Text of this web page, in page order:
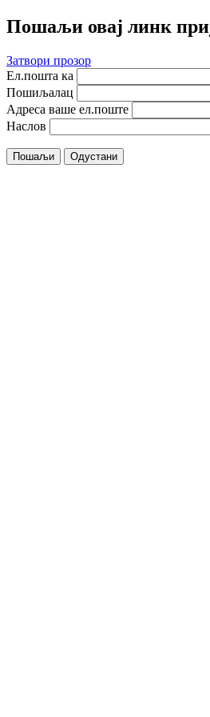
Пошаљи овај линк
Затвори прозор
Ел.пошта ка
Пошиљалац
Адреса ваше ел.поште
Наслов
Пошаљи Одустани